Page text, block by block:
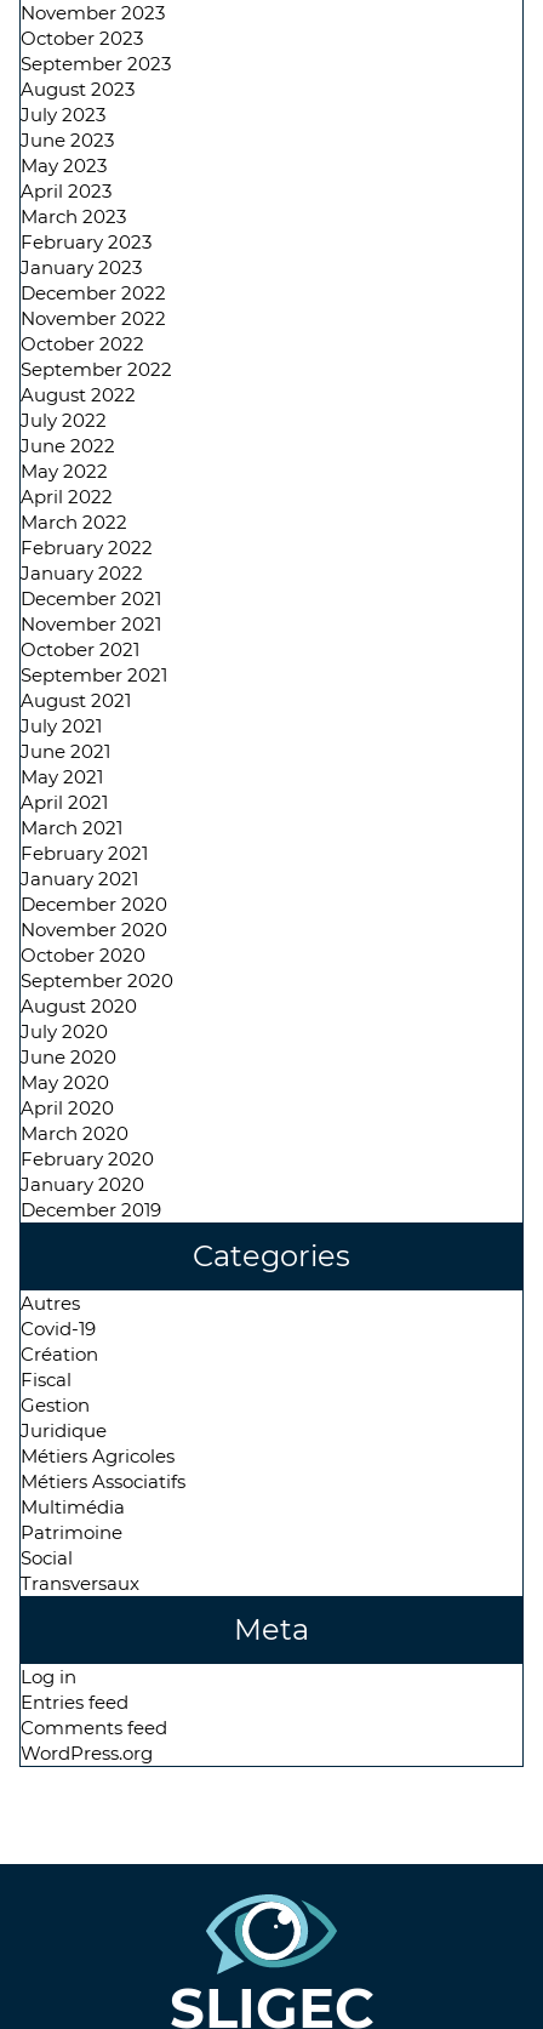
November 2023
October 2023
September 2023
August 2023
July 2023
June 2023
May 2023
April 2023
March 2023
February 2023
January 2023
December 2022
November 2022
October 2022
September 2022
August 2022
July 2022
June 2022
May 2022
April 2022
March 2022
February 2022
January 2022
December 2021
November 2021
October 2021
September 2021
August 2021
July 2021
June 2021
May 2021
April 2021
March 2021
February 2021
January 2021
December 2020
November 2020
October 2020
September 2020
August 2020
July 2020
June 2020
May 2020
April 2020
March 2020
February 2020
January 2020
December 2019
Categories
Autres
Covid-19
Création
Fiscal
Gestion
Juridique
Métiers Agricoles
Métiers Associatifs
Multimédia
Patrimoine
Social
Transversaux
Meta
Log in
Entries feed
Comments feed
WordPress.org
SLIGEC